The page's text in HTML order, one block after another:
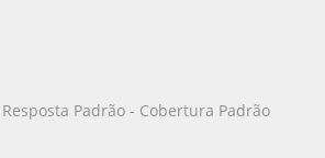
Resposta Padrão - Cobertura Padrão